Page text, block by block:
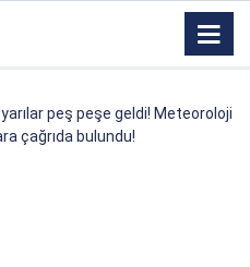
peş peşe geldi! Meteoroloji
çağrıda bulundu!